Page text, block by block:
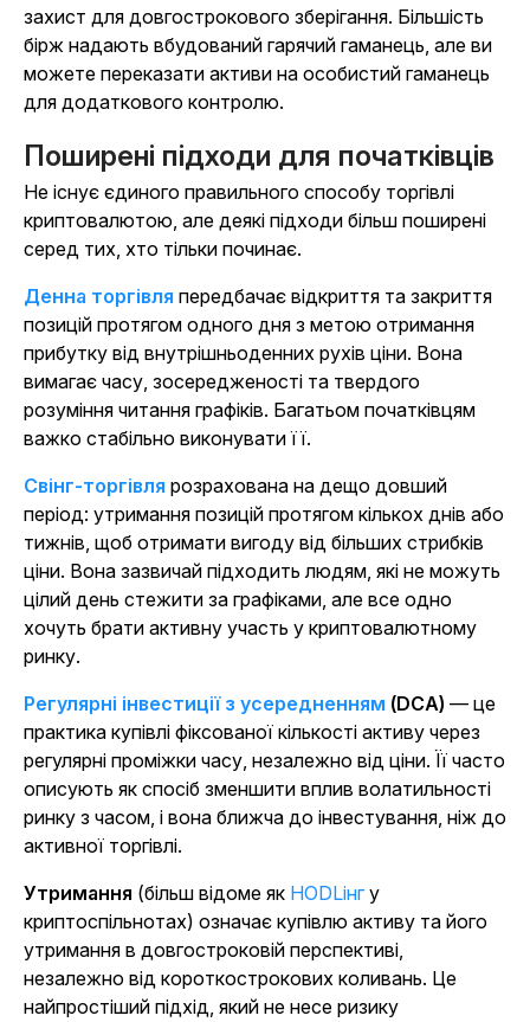
захист для довгострокового зберігання. Більшість
бірж надають вбудований гарячий гаманець, але ви
можете переказати активи на особистий гаманець
для додаткового контролю.
Поширені підходи для початківців
Не існує єдиного правильного способу торгівлі
криптовалютою, але деякі підходи більш поширені
серед тих, хто тільки починає.
Денна торгівля передбачає відкриття та закриття
позицій протягом одного дня з метою отримання
прибутку від внутрішньоденних рухів ціни. Вона
вимагає часу, зосередженості та твердого
розуміння читання графіків. Багатьом початківцям
важко стабільно виконувати її.
Свінг-торгівля розрахована на дещо довший
період: утримання позицій протягом кількох днів або
тижнів, щоб отримати вигоду від більших стрибків
ціни. Вона зазвичай підходить людям, які не можуть
цілий день стежити за графіками, але все одно
хочуть брати активну участь у криптовалютному
ринку.
Регулярні інвестиції з усередненням (DCA) — це
практика купівлі фіксованої кількості активу через
регулярні проміжки часу, незалежно від ціни. Її часто
описують як спосіб зменшити вплив волатильності
ринку з часом, і вона ближча до інвестування, ніж до
активної торгівлі.
Утримання (більш відоме як HODLінгу
криптоспільнотах) означає купівлю активу та його
утримання в довгостроковій перспективі,
незалежно від короткострокових коливань. Це
найпростіший підхід, який не несе ризику